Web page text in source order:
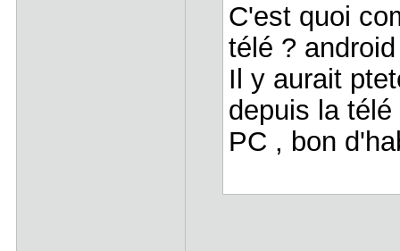
C'est quoi
télé ?
Il y aurait
depuis la
PC , bon